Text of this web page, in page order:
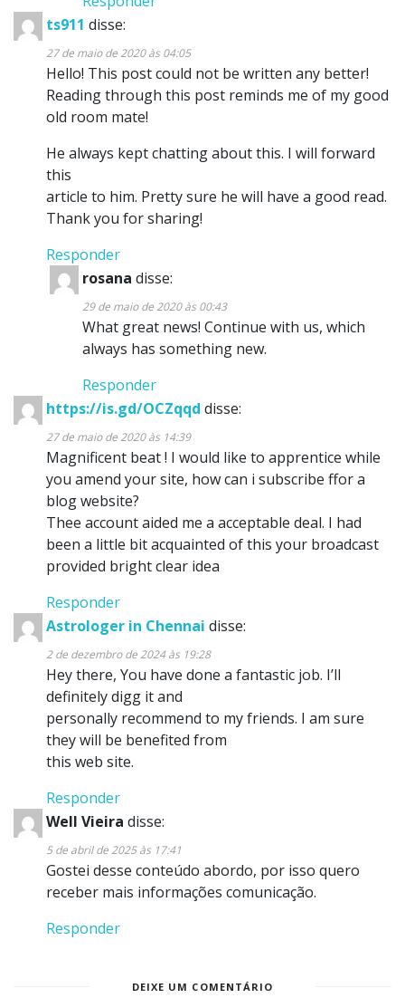
ts911 disse:
27 de maio de 2020 às 04:05
Hello! This post could not be written any better!
Reading through this post reminds me of my good
old room mate!
He always kept chatting about this. I will forward
this
article to him. Pretty sure he will have a good read.
Thank you for sharing!
Responder
rosana disse:
29 de maio de 2020 às 00:43
What great news! Continue with us, which
always has something new.
Responder
https://is.gd/OCZqqd disse:
27 de maio de 2020 às 14:39
Magnificent beat ! I would like to apprentice while
you amend your site, how can i subscribe ffor a
blog website?
Thee account aided me a acceptable deal. I had
been a little bit acquainted of this your broadcast
provided bright clear idea
Responder
Astrologer in Chennai disse:
2 de dezembro de 2024 às 19:28
Hey there, You have done a fantastic job. I’ll
definitely digg it and
personally recommend to my friends. I am sure
they will be benefited from
this web site.
Responder
Well Vieira disse:
5 de abril de 2025 às 17:41
Gostei desse conteúdo abordo, por isso quero
receber mais informações comunicação.
Responder
DEIXE UM COMENTÁRIO